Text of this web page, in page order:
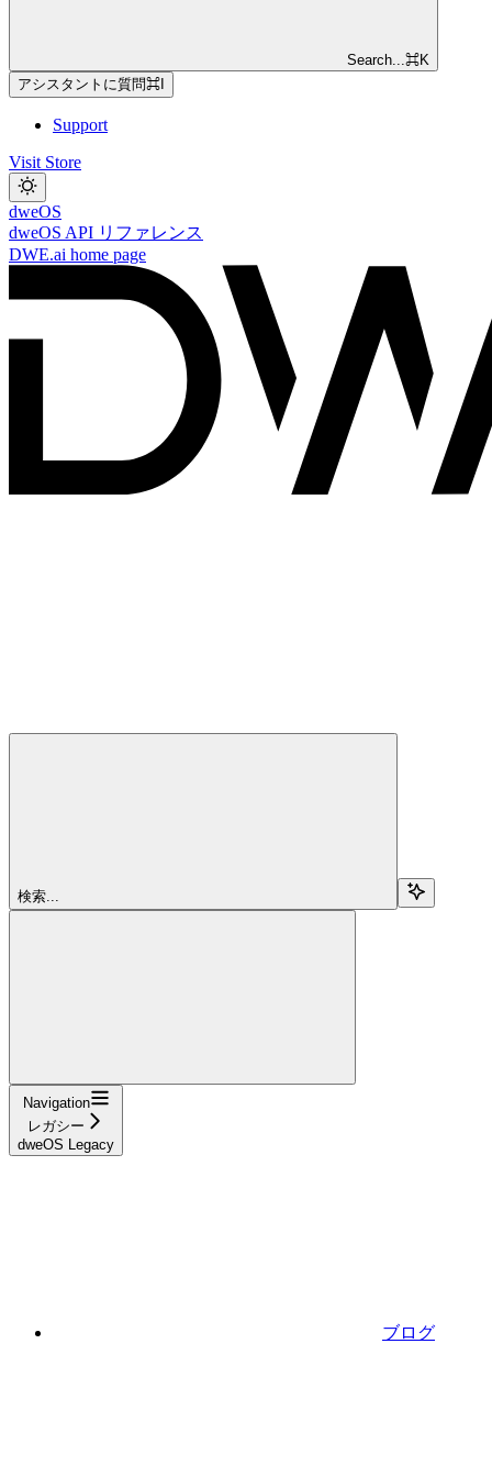
Search...⌘K
アシスタントに質問⌘
Support
Visit Store
dweOS
dweOS API リファレンス
DWE.ai home page
検索...
Navigation
レガシー
dweOS Legacy
ブログ